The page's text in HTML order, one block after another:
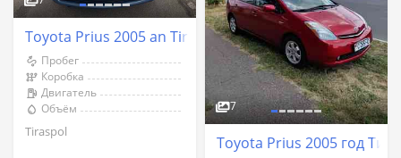
Toyota Prius 2005 an Tiraspol
Пробег
Коробка
Двигатель
Объём
Tiraspol
7
Toyota Prius 2005 год